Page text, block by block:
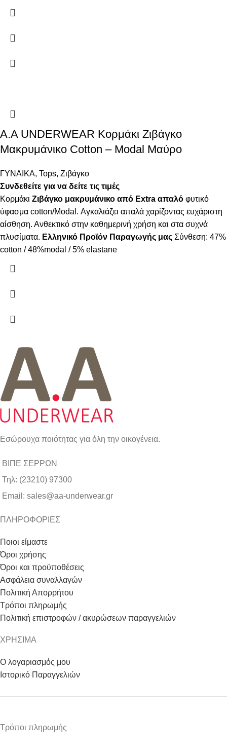
A.A UNDERWEAR Κορμάκι Ζιβάγκο
Μακρυμάνικο Cotton – Modal Μαύρο
ΓΥΝΑΙΚΑ, Tops, Ζιβάγκο
Συνδεθείτε για να δείτε τις τιμές
Κορμάκι Ζιβάγκο μακρυμάνικο από Extra απαλό φυτικό
ύφασμα cotton/Modal. Αγκαλιάζει απαλά χαρίζοντας ευχάριστη
αίσθηση. Ανθεκτικό στην καθημερινή χρήση και στα συχνά
πλυσίματα. Ελληνικό Προϊόν Παραγωγής μας Σύνθεση: 47%
cotton / 48%modal / 5% elastane
Εσώρουχα ποιότητας για όλη την οικογένεια.
ΒΙΠΕ ΣΕΡΡΩΝ
Τηλ: (23210) 97300
Email: sales@aa-underwear.gr
ΠΛΗΡΟΦΟΡΙΕΣ
Ποιοι είμαστε
Όροι χρήσης
Όροι και προϋποθέσεις
Ασφάλεια συναλλαγών
Πολιτική Απορρήτου
Τρόποι πληρωμής
Πολιτική επιστροφών / ακυρώσεων παραγγελιών
ΧΡΗΣΙΜΑ
Ο λογαριασμός μου
Ιστορικό Παραγγελιών
Τρόποι πληρωμής